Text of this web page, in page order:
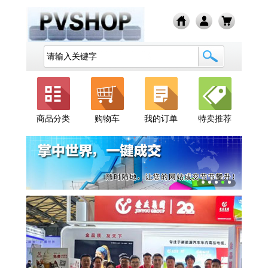
商品分类 购物车 我的订单 特卖推荐